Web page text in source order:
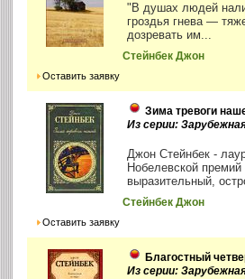
"В душах людей
гроздья гнева —
дозревать им...
Стейнбек Джон
Оставить заявку
Зима тревоги
Из серии:
Джон Стейнбек -
Нобелевской
выразительный,
Стейнбек Джон
Оставить заявку
Благостный
Из серии: